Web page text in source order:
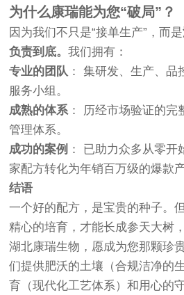
为什么康瑞能为您“破局”？
因为我们不只是“接单生产”，而是
负责到底。我们拥有：
专业的团队 ： 集研发、生产、品
服务小组。
成熟的体系： 历经市场验证的完
管理体系。
成功的案例 ： 已助力众多从零
家配方转化为年销百万级的爆款产
结语
一个好的配方，是宝贵的种子。
精心的培育，才能长成参天大树
湖北康瑞生物，愿成为您那颗珍
们提供肥沃的土壤（合规洁净的
育（现代化工艺体系）和用心的